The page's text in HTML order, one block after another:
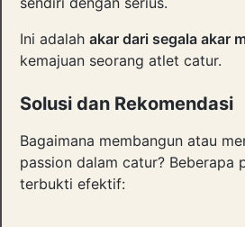
Ini adalah akar dari segala akar
kemajuan seorang atlet catur.
Solusi dan Rekomendasi
Bagaimana membangun atau
passion dalam catur? Beberapa
terbukti efektif: